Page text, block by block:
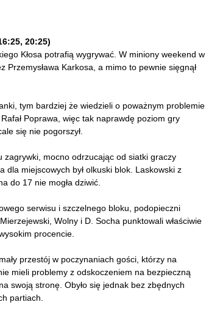
20:25)
Kłosa potrafią wygrywać. W miniony weekend w
Przemysława Karkosa, a mimo to pewnie sięgnął
tym bardziej że wiedzieli o poważnym problemie
Poprawa, więc tak naprawdę poziom gry
się nie pogorszył.
zagrywki, mocno odrzucając od siatki graczy
miejscowych był olkuski blok. Laskowski z
do 17 nie mogła dziwić.
serwisu i szczelnego bloku, podopieczni
Wolny i D. Socha punktowali właściwie
procencie.
przestój w poczynaniach gości, którzy na
mieli problemy z odskoczeniem na bezpieczną
swoją stronę. Obyło się jednak bez zbędnych
partiach.